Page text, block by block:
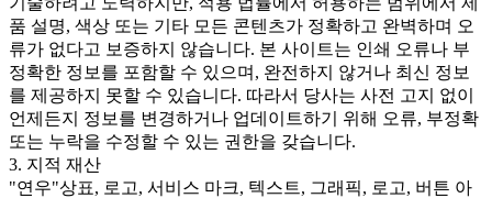
품 설명, 색상 또는 기타 모든 콘텐츠가 정확하고 완벽하며 오
류가 없다고 보증하지 않습니다. 본 사이트는 인쇄 오류나 부
정확한 정보를 포함할 수 있으며, 완전하지 않거나 최신 정보
를 제공하지 못할 수 있습니다. 따라서 당사는 사전 고지 없이
언제든지 정보를 변경하거나 업데이트하기 위해 오류, 부정확
또는 누락을 수정할 수 있는 권한을 갖습니다.
3. 지적 재산
"연우"상표, 로고, 서비스 마크, 텍스트, 그래픽, 로고, 버튼 아